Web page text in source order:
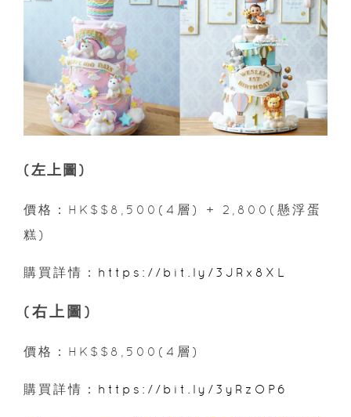
(左上圖)
價格：HK$$8,500(4層) + 2,800(懸浮蛋
糕)
購買詳情： https://bit.ly/3JRx8XL
(右上圖)
價格：HK$$8,500(4層)
購買詳情： https://bit.ly/3yRzOP6